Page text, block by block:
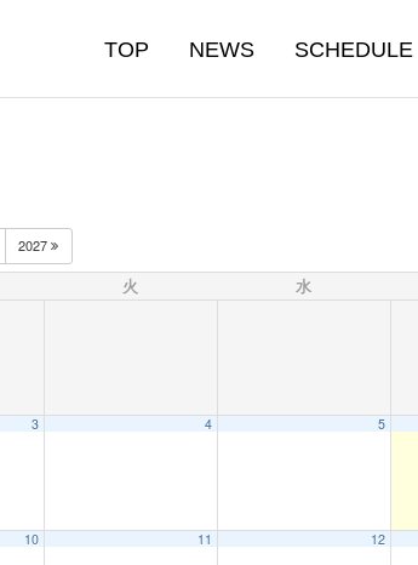
TOP NEWS SCHEDULE
2027
火 水
3 4 5
10 11 12